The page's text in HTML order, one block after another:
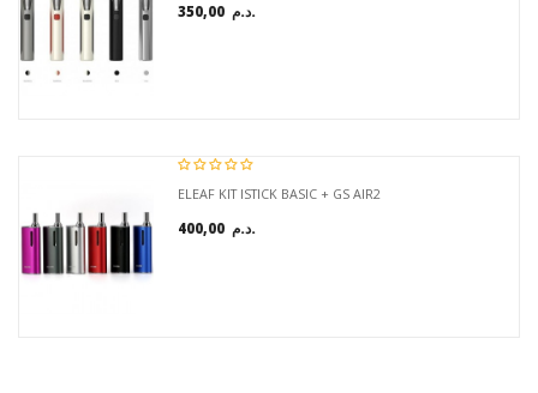
350,00 د.م.
ELEAF KIT ISTICK BASIC + GS AIR2
400,00 د.م.